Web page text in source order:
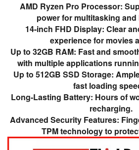
AMD Ryzen Pro Processor:
power for multitasking and
14-inch FHD Display: Clear
experience for movies
Up to 32GB RAM: Fast and
with multiple applications
Up to 512GB SSD Storage:
fast loading
Long-Lasting Battery: Hours of
recharging.
Advanced Security Features:
TPM technology to